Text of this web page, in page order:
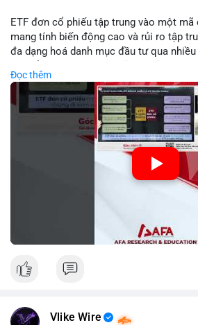
ETF đơn cổ phiếu tập trung vào một mã
mang tính biến động cao và rủi ro tập
đa dạng hoá danh mục đầu tư qua
sản và mức độ tiếp xúc với thị trường.
🎥 Xem video trực tiếp tại:
Nguồn: Tài chính & Kinh doanh
Đọc thêm
Vlike Wire